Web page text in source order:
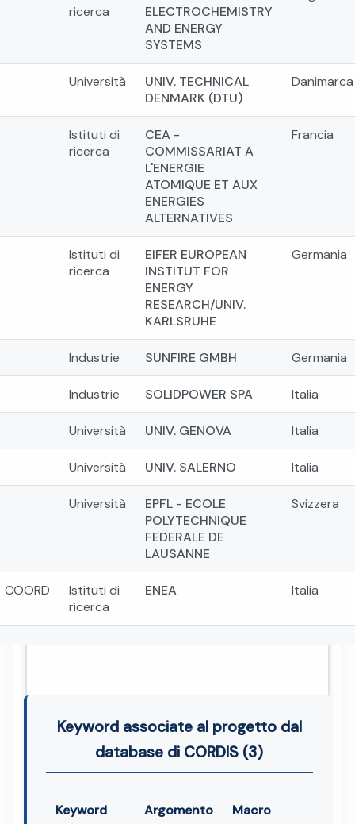
ricerca
ELECTROCHEMISTRY
AND ENERGY
SYSTEMS
Università
UNIV. TECHNICAL
DENMARK (DTU)
Danimarca
Istituti di
ricerca
CEA -
COMMISSARIAT A
L'ENERGIE
ATOMIQUE ET AUX
ENERGIES
ALTERNATIVES
Francia
Istituti di
ricerca
EIFER EUROPEAN
INSTITUT FOR
ENERGY
RESEARCH/UNIV.
KARLSRUHE
Germania
Industrie SUNFIRE GMBH Germania
Industrie SOLIDPOWER SPA Italia
Università UNIV. GENOVA Italia
Università UNIV. SALERNO Italia
Università
EPFL - ECOLE
POLYTECHNIQUE
FEDERALE DE
LAUSANNE
Svizzera
COORD
Istituti di
ricerca
ENEA Italia
Keyword associate al progetto dal
database di CORDIS (3)
Keyword Argomento Macro